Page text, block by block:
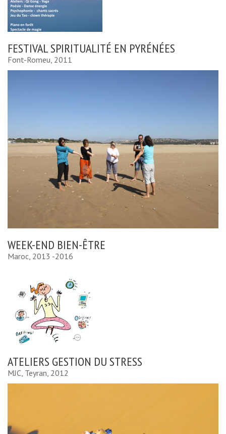
FESTIVAL SPIRITUALITÉ EN PYRÉNÉES
Font-Romeu, 2011
WEEK-END BIEN-ÊTRE
Maroc, 2013 -2016
ATELIERS GESTION DU STRESS
MJC, Teyran, 2012